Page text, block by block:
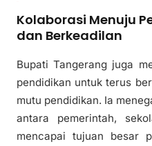
Kolaborasi Menuju
dan Berkeadilan
Bupati Tangerang juga
pendidikan untuk terus
mutu pendidikan. Ia
antara pemerintah,
mencapai tujuan besar